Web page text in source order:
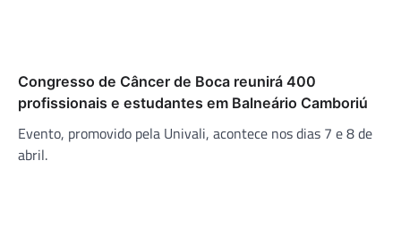
Congresso de Câncer de Boca reunirá 400
profissionais e estudantes em Balneário Camboriú
Evento, promovido pela Univali, acontece nos dias 7 e 8 de
abril.